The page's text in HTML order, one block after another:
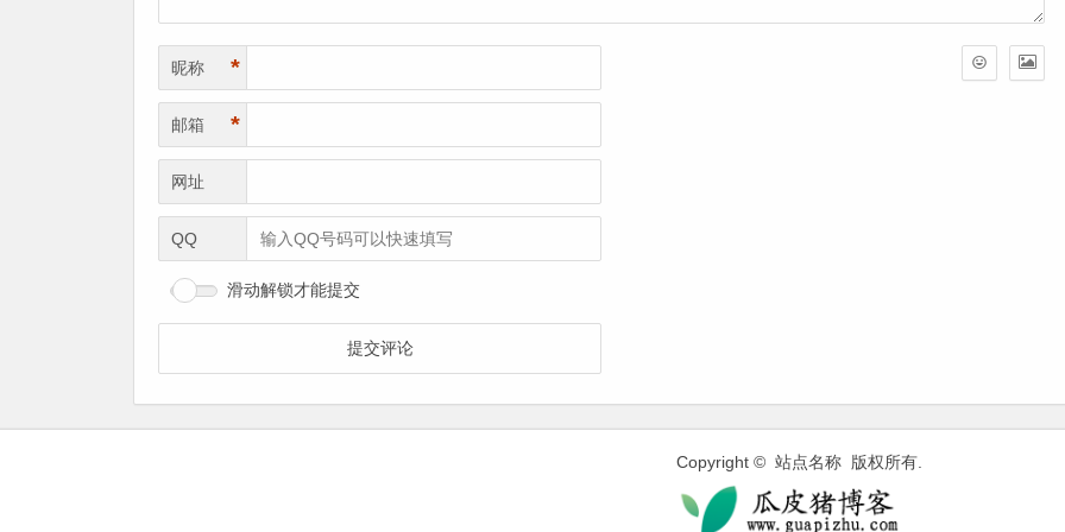
昵称 *
邮箱 *
网址
QQ
滑动解锁才能提交
Copyright © 站点名称 版权所有.